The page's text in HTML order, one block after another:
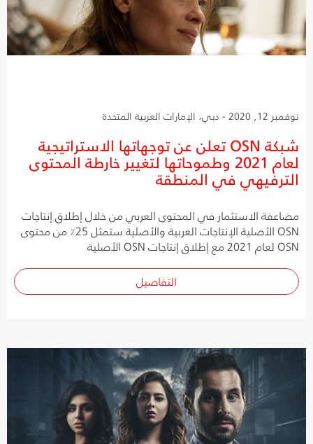
نوفمبر 12, 2020 - دبي، الإمارات العربية المتحدة
شبكة OSN تعلن عن توجهاتها الاستراتيجية
لعام 2021 وطموحاتها لتغيير خارطة المحتوى
الترفيهي في المنطقة
مضاعفة الاستثمار في المحتوى العربي من خلال إطلاق إنتاجات
OSN الأصلية الإنتاجات العربية والأصلية ستمثل 25٪ من محتوى
OSN لعام 2021 مع إطلاق إنتاجات OSN الأصلية
التفاصيل